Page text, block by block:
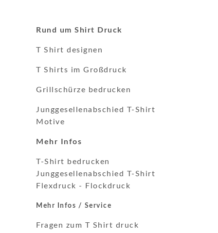
Rund um Shirt Druck
T Shirt designen
T Shirts im Großdruck
Grillschürze bedrucken
Junggesellenabschied T-Shirt
Motive
Mehr Infos
T-Shirt bedrucken
Junggesellenabschied T-Shirt
Flexdruck - Flockdruck
Mehr Infos / Service
Fragen zum T Shirt druck